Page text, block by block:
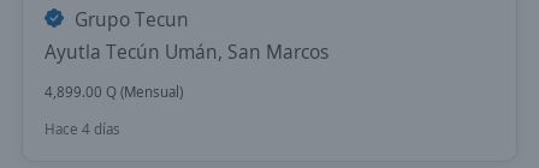
Grupo Tecun
Ayutla Tecún Umán, San Marcos
4,899.00 Q (Mensual)
Hace 4 días